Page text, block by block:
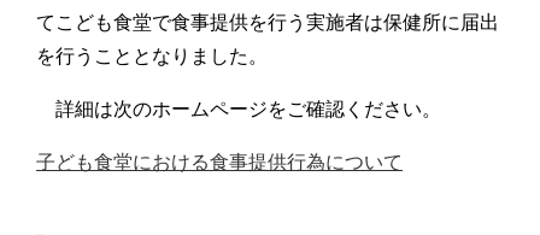
てこども食堂で食事提供を行う実施者は保健所に届出
を行うこととなりました。
詳細は次のホームページをご確認ください。
子ども食堂における食事提供行為について